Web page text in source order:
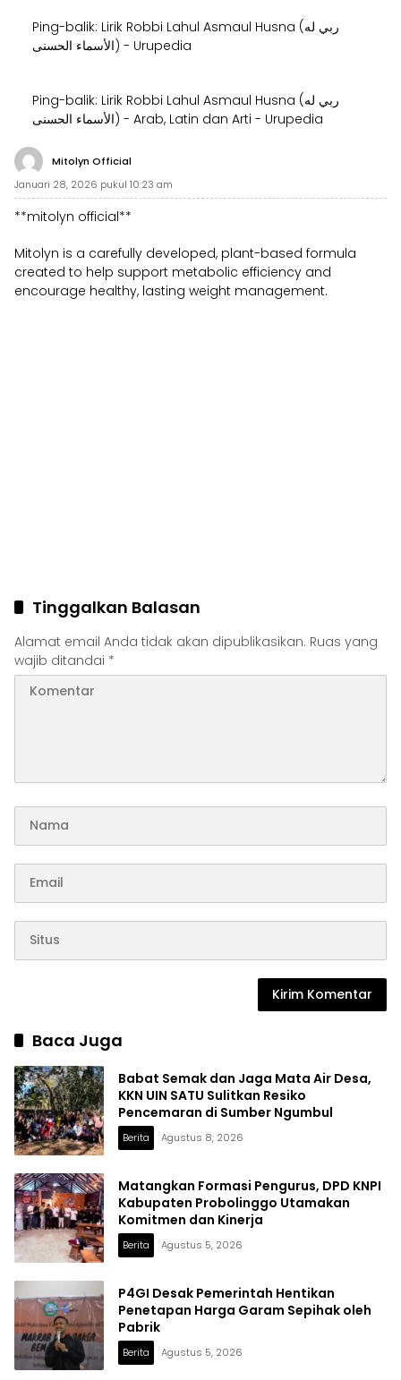
Ping-balik: Lirik Robbi Lahul Asmaul Husna (ربي له
الأسماء الحسنى) - Urupedia
Ping-balik: Lirik Robbi Lahul Asmaul Husna (ربي له
الأسماء الحسنى) - Arab, Latin dan Arti - Urupedia
Mitolyn Official
Januari 28, 2026 pukul 10:23 am
**mitolyn official**
Mitolyn is a carefully developed, plant-based formula
created to help support metabolic efficiency and
encourage healthy, lasting weight management.
Tinggalkan Balasan
Alamat email Anda tidak akan dipublikasikan. Ruas yang
wajib ditandai *
Baca Juga
Babat Semak dan Jaga Mata Air Desa,
KKN UIN SATU Sulitkan Resiko
Pencemaran di Sumber Ngumbul
Berita Agustus 8, 2026
Matangkan Formasi Pengurus, DPD KNPI
Kabupaten Probolinggo Utamakan
Komitmen dan Kinerja
Berita Agustus 5, 2026
P4GI Desak Pemerintah Hentikan
Penetapan Harga Garam Sepihak oleh
Pabrik
Berita Agustus 5, 2026